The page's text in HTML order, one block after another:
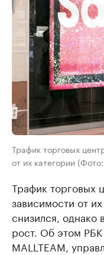
Трафик торговых
от их категории
Трафик торговых
зависимости от
снизился, однако
рост. Об этом
МALLTEAM,